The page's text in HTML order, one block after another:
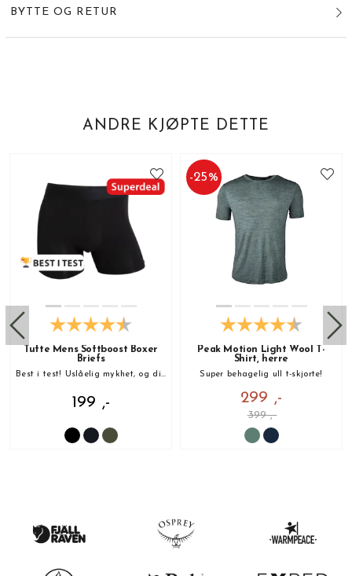
BYTTE OG RETUR
ANDRE KJØPTE DETTE
Tufte Mens Softboost Boxer
Briefs
Best i test! Uslåelig mykhet, og din nye favoritt!
199 ,-
-25%
Peak Motion Light Wool T-
Shirt, herre
Super behagelig ull t-skjorte!
299 ,-
399 ,-